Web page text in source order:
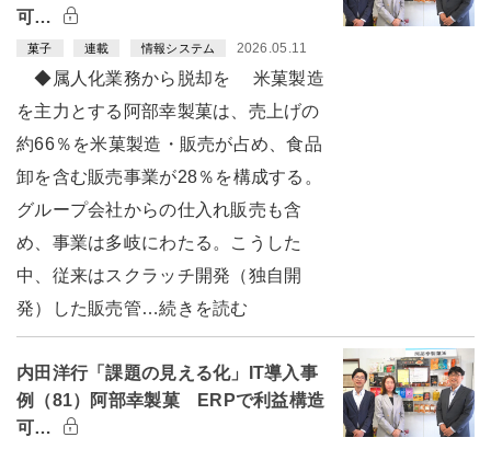
可…
菓子 連載 情報システム 2026.05.11
◆属人化業務から脱却を 米菓製造
を主力とする阿部幸製菓は、売上げの
約66％を米菓製造・販売が占め、食品
卸を含む販売事業が28％を構成する。
グループ会社からの仕入れ販売も含
め、事業は多岐にわたる。こうした
中、従来はスクラッチ開発（独自開
発）した販売管…続きを読む
内田洋行「課題の見える化」IT導入事
例（81）阿部幸製菓 ERPで利益構造
可…